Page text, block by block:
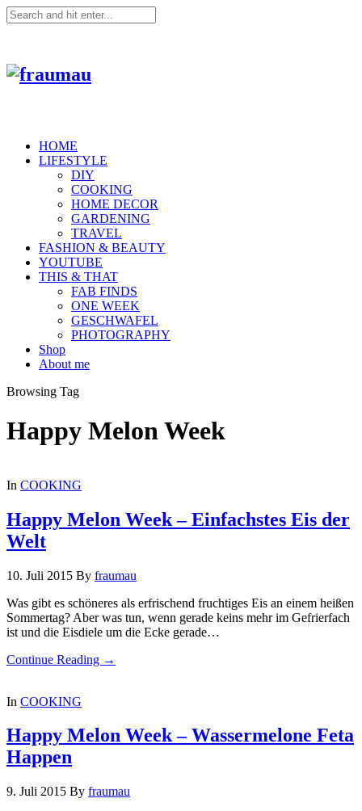
HOME
LIFESTYLE
DIY
COOKING
HOME DECOR
GARDENING
TRAVEL
FASHION & BEAUTY
YOUTUBE
THIS & THAT
FAB FINDS
ONE WEEK
GESCHWAFEL
PHOTOGRAPHY
Shop
About me
Browsing Tag
Happy Melon Week
In COOKING
Happy Melon Week – Einfachstes Eis der
Welt
10. Juli 2015 By fraumau
Was gibt es schöneres als erfrischend fruchtiges Eis an einem heißen
Sommertag? Aber was tun, wenn gerade keins mehr im Gefrierfach
ist und die Eisdiele um die Ecke gerade…
Continue Reading →
In COOKING
Happy Melon Week – Wassermelone Feta
Happen
9. Juli 2015 By fraumau